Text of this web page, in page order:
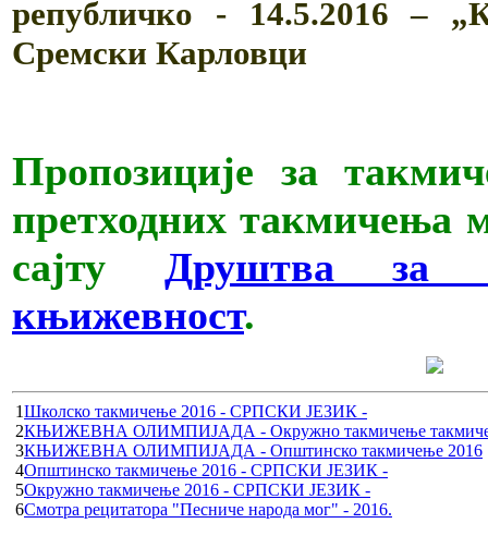
републичко - 14.5.2016 ‒
Сремски Карловци
Пропозиције за
претходних такмичења
сајту Друштва за
књижевност.
1Школско такмичење 2016 - СРПСКИ ЈЕЗИК -
2КЊИЖЕВНА ОЛИМПИЈАДА - Окружно такмичење
3КЊИЖЕВНА ОЛИМПИЈАДА - Општинско такмичење 2016
4Општинско такмичење 2016 - СРПСКИ ЈЕЗИК -
5Окружно такмичење 2016 - СРПСКИ ЈЕЗИК -
6Смотра рецитатора "Песниче народа мог" - 2016.